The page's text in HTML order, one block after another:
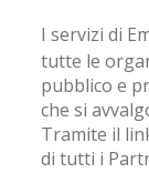
I servizi di
tutte le
pubblico e
che si
Tramite il
di tutti i